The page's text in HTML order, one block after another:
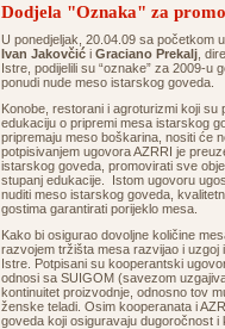
Dodjela "Oznaka" za
U ponedjeljak, 20.04.09 sa početkom
Ivan Jakovčić i Graciano Prekalj ,
Istre, podijelili su “oznake” za 2009-u
ponudi nude meso istarskog goveda.
Konobe, restorani i agroturizmi koji
edukaciju o pripremi mesa istarskog
pripremaju meso boškarina, nositi će
potpisivanjem ugovora AZRRI je
istarskog goveda, promovirati sve
stupanj edukacije. Istom ugovoru
nuditi meso istarskog goveda,
gostima garantirati porijeklo mesa.
Kako bi osigurao dovoljne količine
razvojem tržišta mesa razvijao i
Istre. Potpisani su kooperantski
odnosi sa SUIGOM (savezom
kontinuitet proizvodnje, odnosno tov
ženske teladi. Osim kooperanata i
goveda koji osiguravaju